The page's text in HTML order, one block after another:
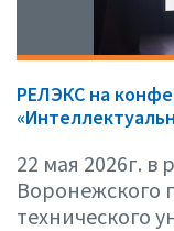
РЕЛЭКС на
22 мая 2026г.
Воронежского
технического